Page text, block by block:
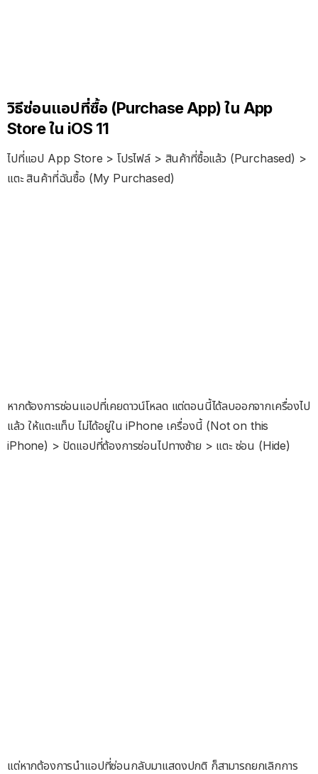
วิธีซ่อนแอปที่ซื้อ (Purchase App) ใน App
Store ใน iOS 11
ไปที่แอป App Store > โปรไฟล์ > สินค้าที่ซื้อแล้ว (Purchased) >
แตะ สินค้าที่ฉันซื้อ (My Purchased)
หากต้องการซ่อนแอปที่เคยดาวน์โหลด แต่ตอนนี้ได้ลบออกจากเครื่องไป
แล้ว ให้แตะแท็บ ไม่ได้อยู่ใน iPhone เครื่องนี้ (Not on this
iPhone) > ปัดแอปที่ต้องการซ่อนไปทางซ้าย > แตะ ซ่อน (Hide)
แต่หากต้องการนำแอปที่ซ่อนกลับมาแสดงปกติ ก็สามารถยกเลิกการ